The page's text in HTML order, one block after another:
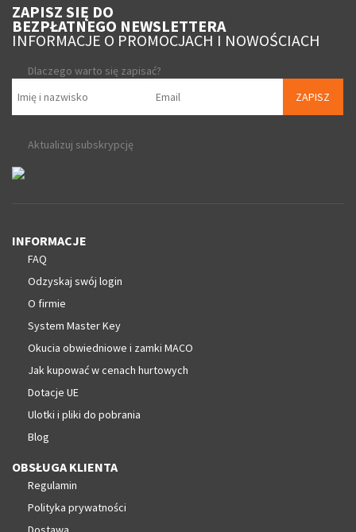
ZAPISZ SIĘ DO
BEZPŁATNEGO NEWSLETTERA
INFORMACJE O PROMOCJACH I NOWOŚCIACH
Dlaczego warto się zapisać?
ZAPISZ
Aktualizuj subskrypcję
INFORMACJE
FAQ
Odzyskaj swój login
O firmie
System Master Key
Okucia obwiedniowe i zamki MACO
Jak kupować w cenach hurtowych
Dotacje UE
Ulotki i pliki do pobrania
Blog
OBSŁUGA KLIENTA
Regulamin
Polityka prywatności